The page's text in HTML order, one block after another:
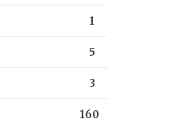
1
5
3
160